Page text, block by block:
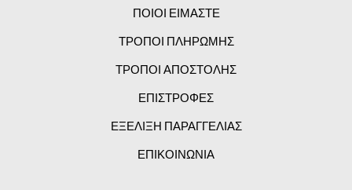
ΠΟΙΟΙ ΕΙΜΑΣΤΕ
ΤΡΟΠΟΙ ΠΛΗΡΩΜΗΣ
ΤΡΟΠΟΙ ΑΠΟΣΤΟΛΗΣ
ΕΠΙΣΤΡΟΦΕΣ
ΕΞΕΛΙΞΗ ΠΑΡΑΓΓΕΛΙΑΣ
ΕΠΙΚΟΙΝΩΝΙΑ